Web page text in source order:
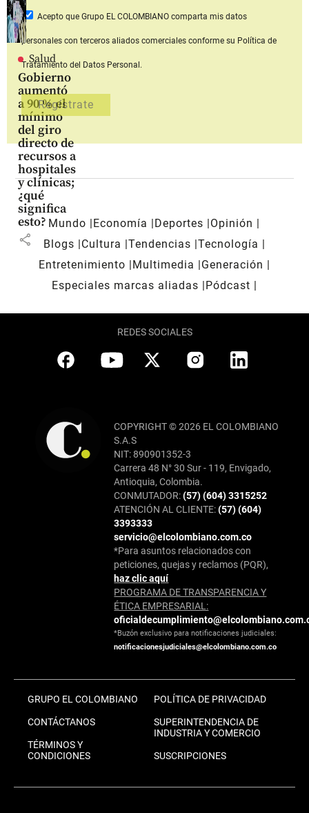
Salud
Gobierno
aumentó
a 90 % el
mínimo
del giro
directo de
recursos a
hospitales
y clínicas;
¿qué
significa
esto?
share
Acepto que Grupo EL COLOMBIANOcomparta mis datos
personales con terceros aliados comerciales conforme su Política de
Tratamiento del Datos Personal.
Mundo Economía Deportes
Opinión
Blogs
Cultura Tendencias Tecnología
Entretenimiento
Multimedia
Generación
Especiales marcas aliadas
Pódcast
REDES SOCIALES
COPYRIGHT © 2026 EL COLOMBIANO
S.A.S
NIT: 890901352-3
Carrera 48 N° 30 Sur - 119, Envigado,
Antioquia, Colombia.
CONMUTADOR:(57) (604) 3315252
ATENCIÓN AL CLIENTE:(57) (604)
3393333
servicio@elcolombiano.com.co
*Para asuntos relacionados con
peticiones, quejas y reclamos (PQR),
haz clic aquí
PROGRAMA DE TRANSPARENCIA Y
ÉTICA EMPRESARIAL:
*Buzón exclusivo para notificaciones judiciales:
notificacionesjudiciales@elcolombiano.com.co
GRUPO EL COLOMBIANO
CONTÁCTANOS
TÉRMINOS Y
CONDICIONES
POLÍTICA DE PRIVACIDAD
SUPERINTENDENCIA DE
INDUSTRIA Y COMERCIO
SUSCRIPCIONES